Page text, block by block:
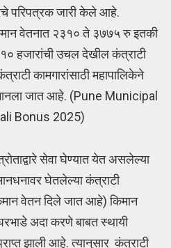
परिपत्रक जारी केले आहे.
वेतनात २३१० ते ३७७५ रु इतकी
१० हजारांची उचल देखील कंत्राटी
कामगारांसाठी महापालिकेने
जात आहे. (Pune Municipal
Bonus 2025)
सेवा घेण्यात येत असलेल्या
घेतलेल्या कंत्राटी
वेतन दिले जात आहे) किमान
अदा करणे बाबत स्थायी
झाली आहे. त्यानुसार कंत्राटी